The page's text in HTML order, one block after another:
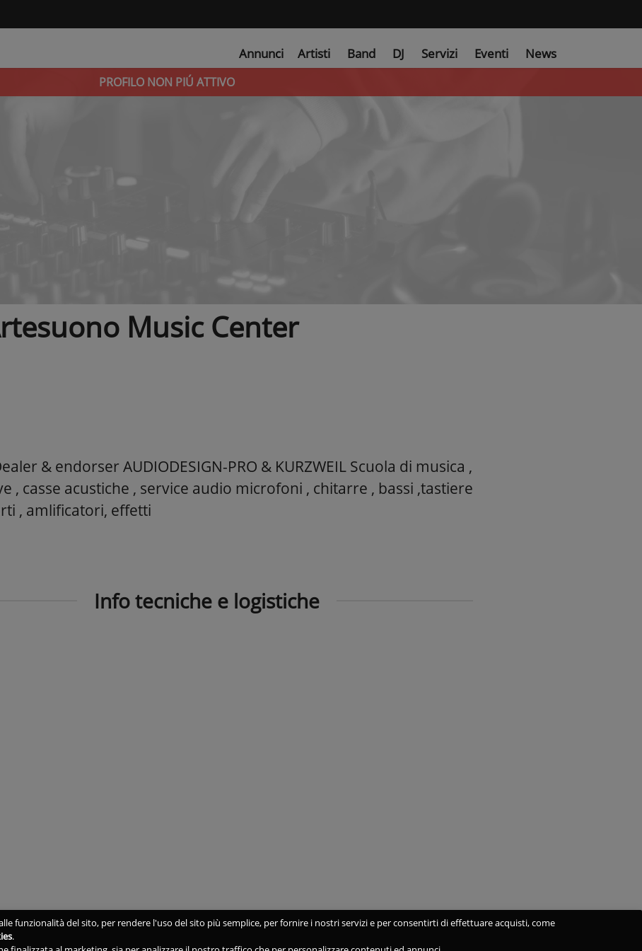
Annunci Artisti Band DJ Servizi Eventi News
PROFILO NON PIÚ ATTIVO
Music Center
& endorser AUDIODESIGN-PRO & KURZWEIL Scuola di musica ,
, casse acustiche , service audio microfoni , chitarre , bassi ,tastiere
, amlificatori, effetti
Info tecniche e logistiche
funzionalità del sito, per rendere l'uso del sito più semplice, per fornire i nostri servizi e per consentirti di effettuare acquisti, come
.